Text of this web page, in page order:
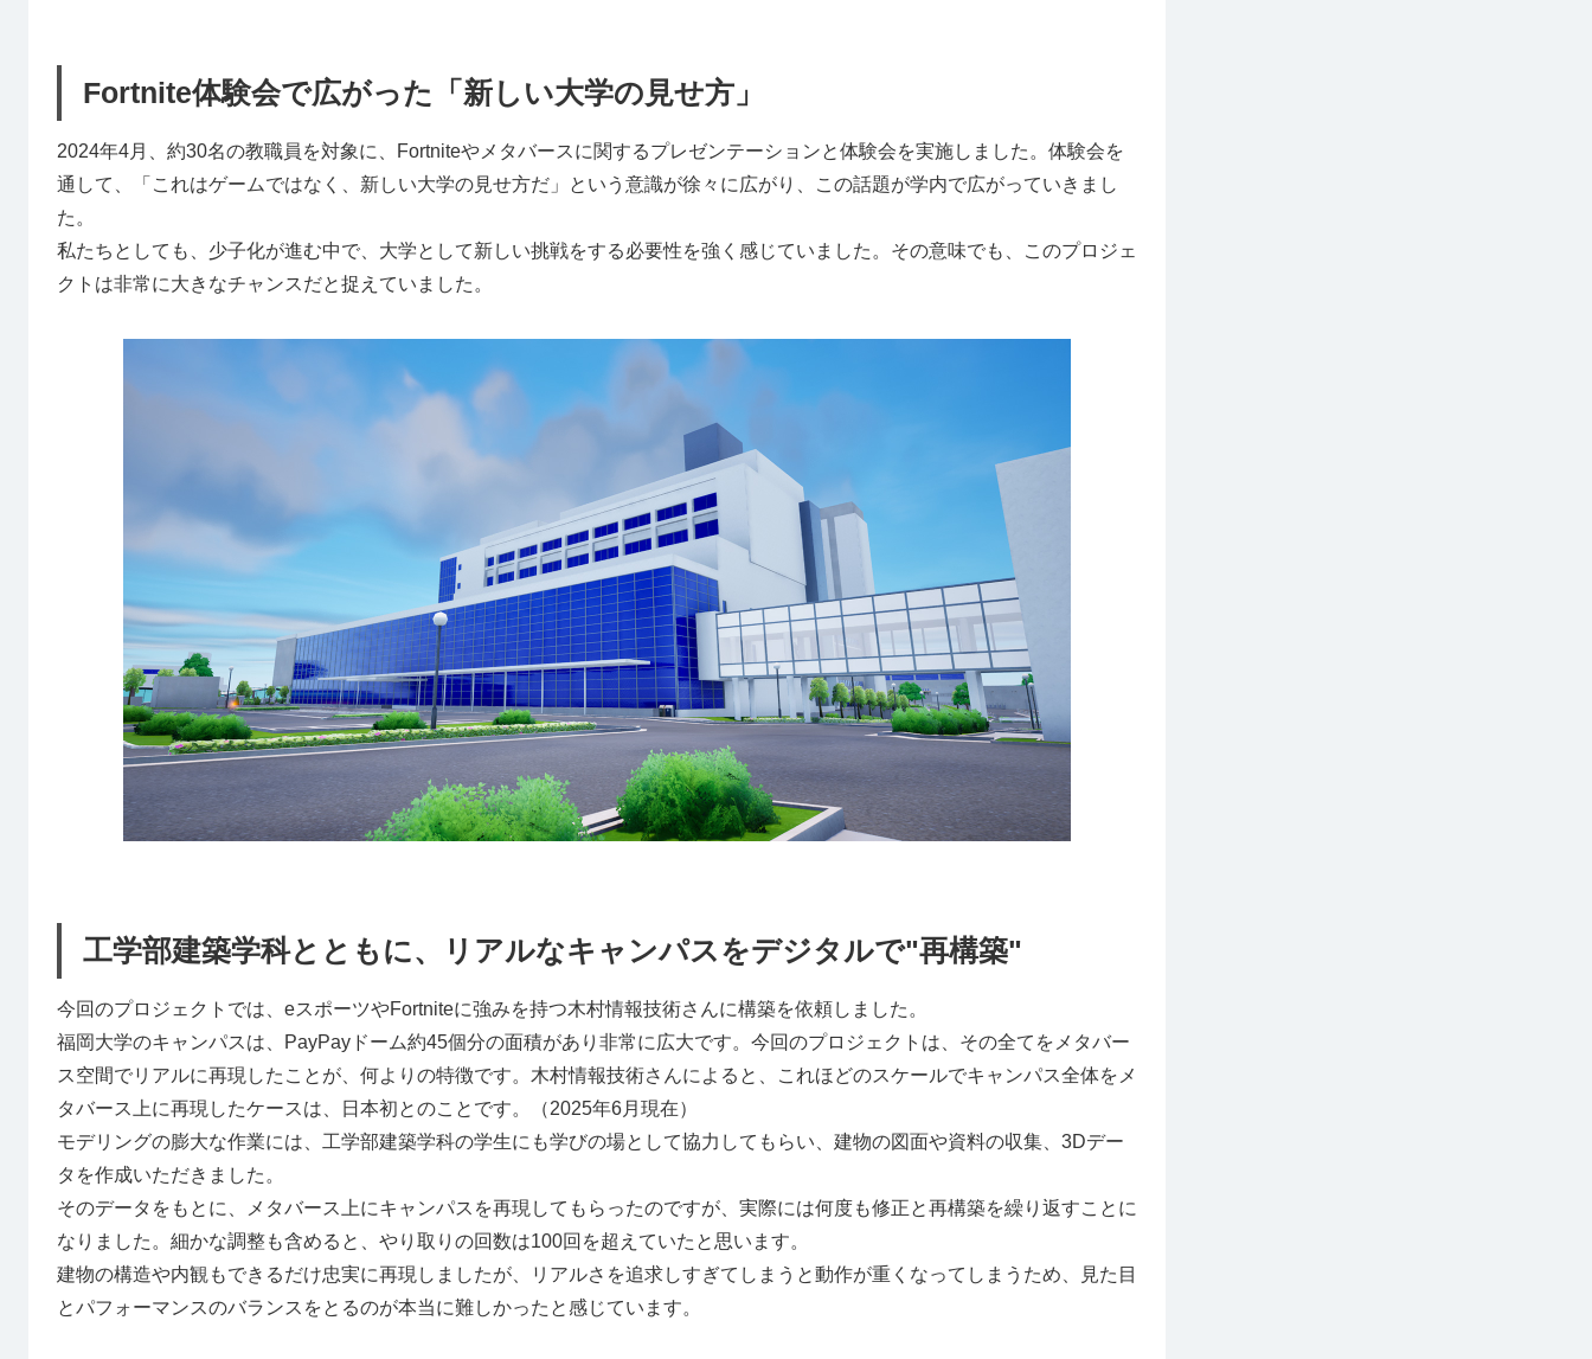
Fortnite体験会で広がった「新しい大学の見せ方」
2024年4月、約30名の教職員を対象に、Fortniteやメタバースに関するプレゼンテーションと体験会を実施しました。体験会を
通して、「これはゲームではなく、新しい大学の見せ方だ」という意識が徐々に広がり、この話題が学内で広がっていきまし
た。
私たちとしても、少子化が進む中で、大学として新しい挑戦をする必要性を強く感じていました。その意味でも、このプロジェ
クトは非常に大きなチャンスだと捉えていました。
工学部建築学科とともに、リアルなキャンパスをデジタルで"再構築"
今回のプロジェクトでは、eスポーツやFortniteに強みを持つ木村情報技術さんに構築を依頼しました。
福岡大学のキャンパスは、PayPayドーム約45個分の面積があり非常に広大です。今回のプロジェクトは、その全てをメタバー
ス空間でリアルに再現したことが、何よりの特徴です。木村情報技術さんによると、これほどのスケールでキャンパス全体をメ
タバース上に再現したケースは、日本初とのことです。（2025年6月現在）
モデリングの膨大な作業には、工学部建築学科の学生にも学びの場として協力してもらい、建物の図面や資料の収集、3Dデー
タを作成いただきました。
そのデータをもとに、メタバース上にキャンパスを再現してもらったのですが、実際には何度も修正と再構築を繰り返すことに
なりました。細かな調整も含めると、やり取りの回数は100回を超えていたと思います。
建物の構造や内観もできるだけ忠実に再現しましたが、リアルさを追求しすぎてしまうと動作が重くなってしまうため、見た目
とパフォーマンスのバランスをとるのが本当に難しかったと感じています。